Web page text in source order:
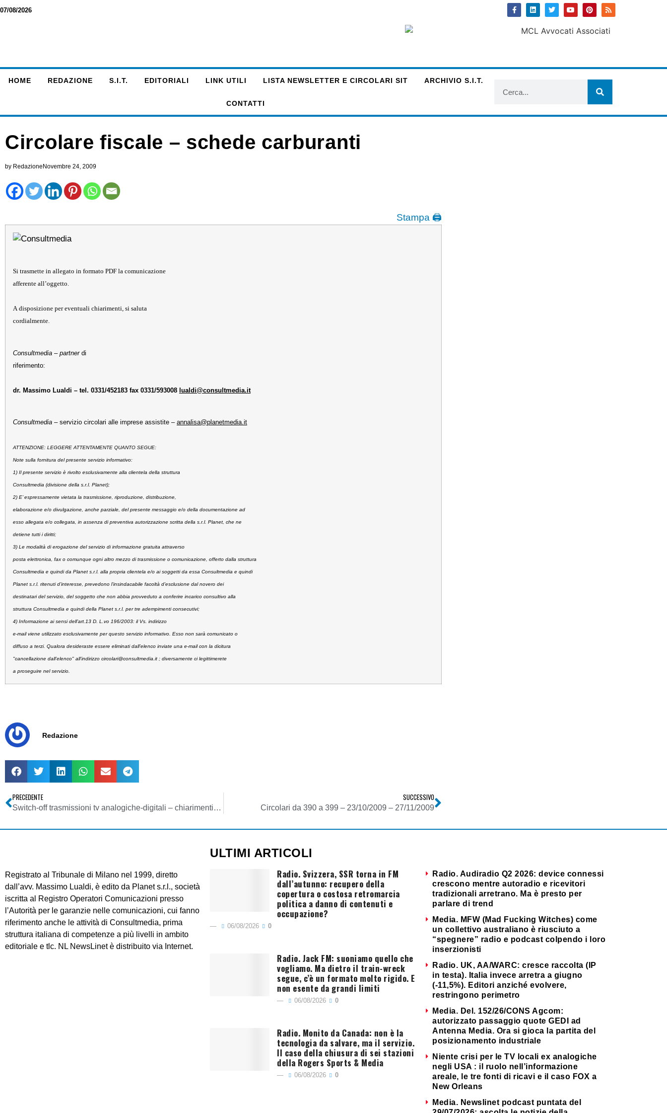
07/08/2026
HOME REDAZIONE S.I.T. EDITORIALI LINK UTILI LISTA NEWSLETTER E CIRCOLARI SIT ARCHIVIO S.I.T.
CONTATTI
Circolare fiscale – schede carburanti
by Redazione Novembre 24, 2009
Stampa 🖨
Si trasmette in allegato in formato PDF la comunicazione
afferente all’oggetto.
A disposizione per eventuali chiarimenti, si saluta
cordialmente.
Consultmedia – partnerdi
riferimento:
dr. Massimo Lualdi – tel. 0331/452183 fax 0331/593008 lualdi@consultmedia.it
Consultmedia – servizio circolari alle imprese assistite – annalisa@planetmedia.it
ATTENZIONE: LEGGERE ATTENTAMENTE QUANTO SEGUE:
Note sulla fornitura del presente servizio informativo:
1) Il presente servizio è rivolto esclusivamente alla clientela della struttura
Consultmedia (divisione della s.r.l. Planet);
2) E’ espressamente vietata la trasmissione, riproduzione, distribuzione,
elaborazione e/o divulgazione, anche parziale, del presente messaggio e/o della documentazione ad
esso allegata e/o collegata, in assenza di preventiva autorizzazione scritta della s.r.l. Planet, che ne
detiene tutti i diritti;
3) Le modalità di erogazione del servizio di informazione gratuita attraverso
posta elettronica, fax o comunque ogni altro mezzo di trasmissione o comunicazione, offerto dalla struttura
Consultmedia e quindi da Planet s.r.l. alla propria clientela e/o ai soggetti da essa Consultmedia e quindi
Planet s.r.l. ritenuti d’interesse, prevedono l’insindacabile facoltà d’esclusione dal novero dei
destinatari del servizio, del soggetto che non abbia provveduto a conferire incarico consultivo alla
struttura Consultmedia e quindi della Planet s.r.l. per tre adempimenti consecutivi;
4) Informazione ai sensi dell’art.13 D. L.vo 196/2003: il Vs. indirizzo
e-mail viene utilizzato esclusivamente per questo servizio informativo. Esso non sarà comunicato o
diffuso a terzi. Qualora desideraste essere eliminati dall’elenco inviate una e-mail con la dicitura
"cancellazione dall’elenco" all’indirizzo circolari@consultmedia.it ; diversamente ci legittimerete
a proseguire nel servizio.
Redazione
PRECEDENTE
Switch-off trasmissioni tv analogiche-digitali – chiarimenti – aggiornamento al 19/11/2009
SUCCESSIVO
Circolari da 390 a 399 – 23/10/2009 – 27/11/2009
Registrato al Tribunale di Milano nel 1999, diretto
dall’avv. Massimo Lualdi, è edito da Planet s.r.l., società
iscritta al Registro Operatori Comunicazioni presso
l’Autorità per le garanzie nelle comunicazioni, cui fanno
riferimento anche le attività di Consultmedia, prima
struttura italiana di competenze a più livelli in ambito
editoriale e tlc. NL NewsLinet è distribuito via Internet.
ULTIMI ARTICOLI
Radio. Svizzera, SSR torna in FM
dall’autunno: recupero della
copertura o costosa retromarcia
politica a danno di contenuti e
occupazione?
06/08/2026 0
Radio. Jack FM: suoniamo quello che
vogliamo. Ma dietro il train-wreck
segue, c’è un formato molto rigido. E
non esente da grandi limiti
06/08/2026 0
Radio. Monito da Canada: non è la
tecnologia da salvare, ma il servizio.
Il caso della chiusura di sei stazioni
della Rogers Sports & Media
06/08/2026 0
Radio. Audiradio Q2 2026: device connessi
crescono mentre autoradio e ricevitori
tradizionali arretrano. Ma è presto per
parlare di trend
Media. MFW (Mad Fucking Witches) come
un collettivo australiano è riusciuto a
“spegnere” radio e podcast colpendo i loro
inserzionisti
Radio. UK, AA/WARC: cresce raccolta (IP
in testa). Italia invece arretra a giugno
(-11,5%). Editori anziché evolvere,
restringono perimetro
Media. Del. 152/26/CONS Agcom:
autorizzato passaggio quote GEDI ad
Antenna Media. Ora si gioca la partita del
posizionamento industriale
Niente crisi per le TV locali ex analogiche
negli USA : il ruolo nell’informazione
areale, le tre fonti di ricavi e il caso FOX a
New Orleans
Media. Newslinet podcast puntata del